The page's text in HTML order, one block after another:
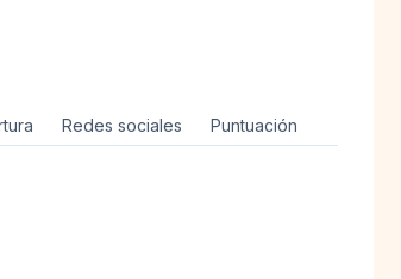
Redes sociales Puntuación